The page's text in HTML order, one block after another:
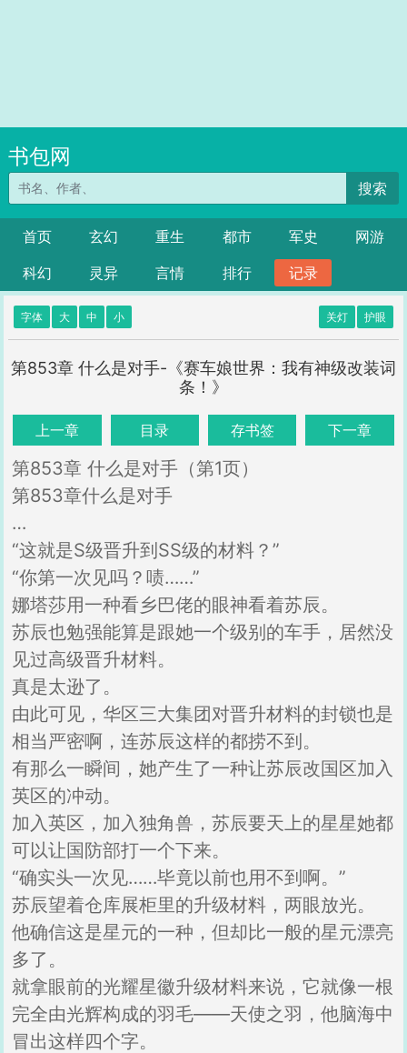
书包网
搜索
首页 玄幻 重生 都市 军史
网游
科幻
灵异 言情 排行 记录
字体 大 中 小 关灯 护眼
第853章 什么是对手-《赛车娘世界：我有神级改装词
条！》
上一章 目录 存书签 下一章
第853章 什么是对手（第1页）
第853章什么是对手
…
“这就是S级晋升到SS级的材料？”
“你第一次见吗？啧……”
娜塔莎用一种看乡巴佬的眼神看着苏辰。
苏辰也勉强能算是跟她一个级别的车手，居然没
见过高级晋升材料。
真是太逊了。
由此可见，华区三大集团对晋升材料的封锁也是
相当严密啊，连苏辰这样的都捞不到。
有那么一瞬间，她产生了一种让苏辰改国区加入
英区的冲动。
加入英区，加入独角兽，苏辰要天上的星星她都
可以让国防部打一个下来。
“确实头一次见……毕竟以前也用不到啊。”
苏辰望着仓库展柜里的升级材料，两眼放光。
他确信这是星元的一种，但却比一般的星元漂亮
多了。
就拿眼前的光耀星徽升级材料来说，它就像一根
完全由光辉构成的羽毛——天使之羽，他脑海中
冒出这样四个字。